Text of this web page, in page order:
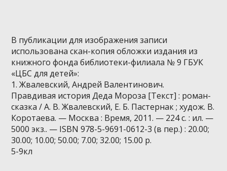
В публикации для изображения записи
использована скан-копия обложки издания из
книжного фонда библиотеки-филиала № 9 ГБУК
«ЦБС для детей»:
1. Жвалевский, Андрей Валентинович.
Правдивая история Деда Мороза [Текст] : роман-
сказка / А. В. Жвалевский, Е. Б. Пастернак ; худож. В.
Коротаева. — Москва : Время, 2011. — 224 с. : ил. —
5000 экз.. — ISBN 978-5-9691-0612-3 (в пер.) : 20.00;
30.00; 10.00; 50.00; 7.00; 32.00; 15.00 р.
5-9кл